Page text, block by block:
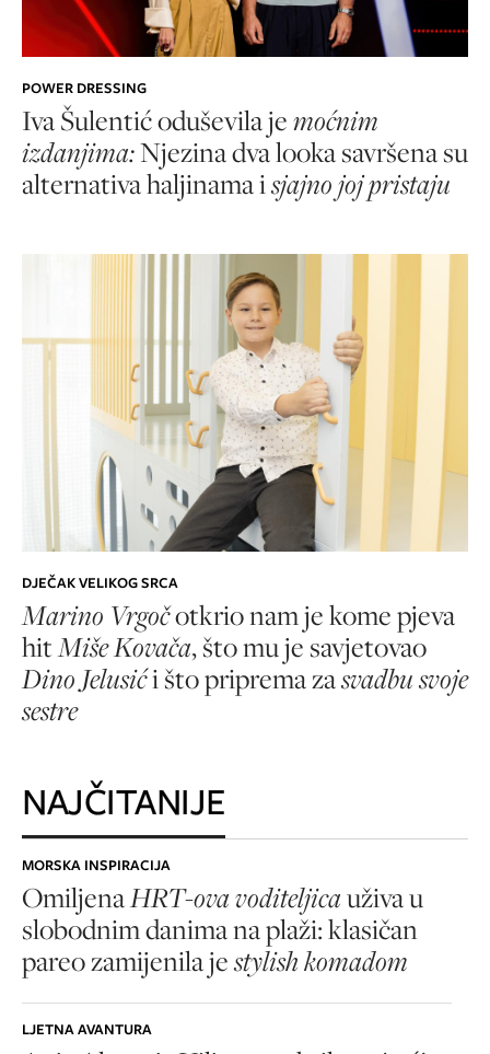
POWER DRESSING
Iva Šulentić oduševila jemoćnim
izdanjima:Njezina dva looka savršena su
alternativa haljinama isjajno joj pristaju
DJEČAK VELIKOG SRCA
Marino Vrgočotkrio nam je kome pjeva
hit Miše Kovača, što mu je savjetovao
Dino Jelusići što priprema zasvadbu svoje
sestre
NAJČITANIJE
MORSKA INSPIRACIJA
Omiljena HRT-ova voditeljicauživa u
slobodnim danima na plaži: klasičan
pareo zamijenila jestylish komadom
LJETNA AVANTURA